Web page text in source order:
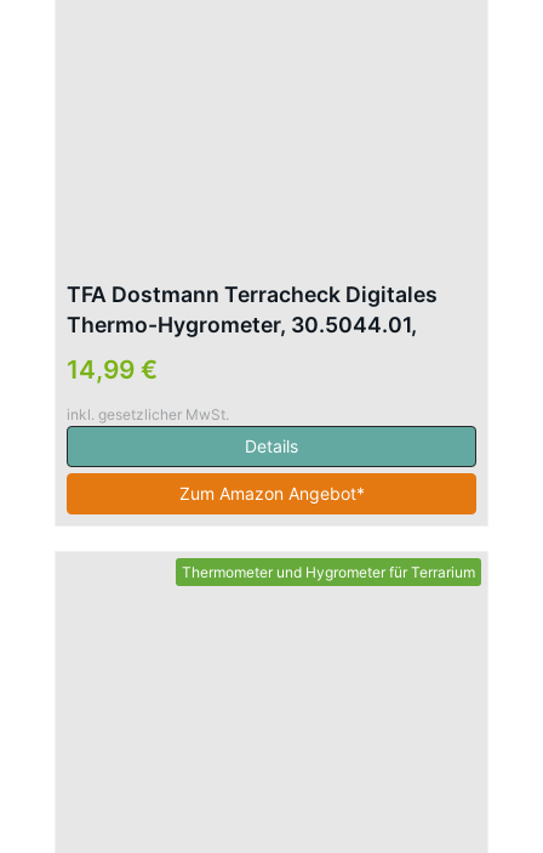
TFA Dostmann Terracheck Digitales
Thermo-Hygrometer, 30.5044.01,
Kabelfühler mit Saugnäpfen, ideal für
Terrarien, schwarz L 64 x B 24 x H 64
mm
14,99 €
inkl. gesetzlicher MwSt.
Details
Zum Amazon Angebot*
Thermometer und Hygrometer für Terrarium